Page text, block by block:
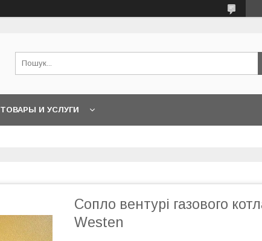
ТОВАРЫ И УСЛУГИ
Сопло вентурі газового
Wеstеn